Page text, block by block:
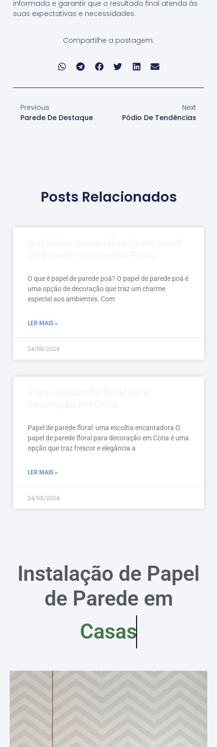
informada e garantir que o resultado final atenda às
suas expectativas e necessidades.
Compartilhe a postagem:
Previous
Parede De Destaque
Next
Pódio De Tendências
Posts Relacionados
O que é papel de parede poá? O papel de parede poá é
uma opção de decoração que traz um charme
especial aos ambientes. Com
LER MAIS »
24/08/2024
Papel de parede floral: uma escolha encantadora O
papel de parede floral para decoração em Cotia é uma
opção que traz frescor e elegância a
LER MAIS »
24/08/2024
Instalação de Papel
de Parede em
Casas